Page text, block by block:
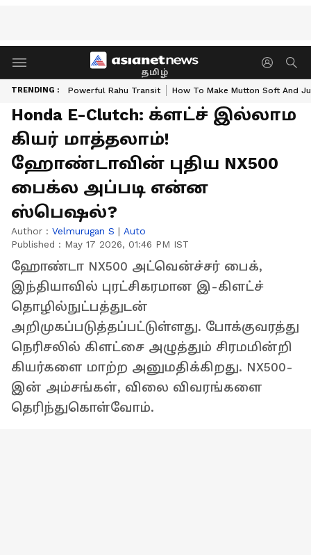
தமிழ்
TRENDING : Powerful Rahu Transit How To Make Mutton Soft And
Honda E-Clutch: க்ளட்ச் இல்லாம
கியர் மாத்தலாம்!
ஹோண்டாவின் புதிய NX500
பைக்ல அப்படி என்ன
ஸ்பெஷல்?
Author : Velmurugan S | Auto
Published : May 17 2026, 01:46 PM IST
ஹோண்டா NX500 அட்வென்ச்சர் பைக்,
இந்தியாவில் புரட்சிகரமான இ-கிளட்ச்
தொழில்நுட்பத்துடன்
அறிமுகப்படுத்தப்பட்டுள்ளது. போக்குவரத்து
நெரிசலில் கிளட்சை அழுத்தும் சிரமமின்றி
கியர்களை மாற்ற அனுமதிக்கிறது. NX500-
இன் அம்சங்கள், விலை விவரங்களை
தெரிந்துகொள்வோம்.